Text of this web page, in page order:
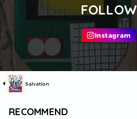
FOLLOW
Salvation
RECOMMEND